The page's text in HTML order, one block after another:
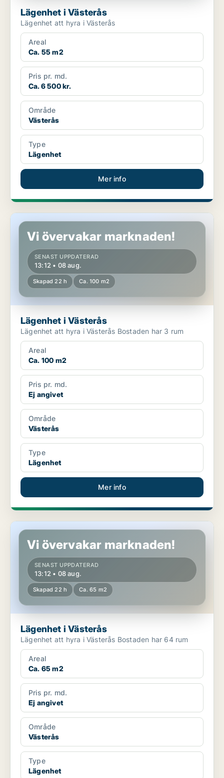
Lägenhet i Västerås
Lägenhet att hyra i Västerås
Areal
Ca. 55 m2
Pris pr. md.
Ca. 6 500 kr.
Område
Västerås
Type
Lägenhet
Mer info
Lägenhet i Västerås
Vi övervakar marknaden!
SENAST UPPDATERAD
13:12 • 08 aug.
Skapad 22 h Ca. 100 m2
Lägenhet i Västerås
Lägenhet att hyra i Västerås Bostaden har 3 rum
Areal
Ca. 100 m2
Pris pr. md.
Ej angivet
Område
Västerås
Type
Lägenhet
Mer info
Lägenhet i Västerås
Vi övervakar marknaden!
SENAST UPPDATERAD
13:12 • 08 aug.
Skapad 22 h Ca. 65 m2
Lägenhet i Västerås
Lägenhet att hyra i Västerås Bostaden har 64 rum
Areal
Ca. 65 m2
Pris pr. md.
Ej angivet
Område
Västerås
Type
Lägenhet